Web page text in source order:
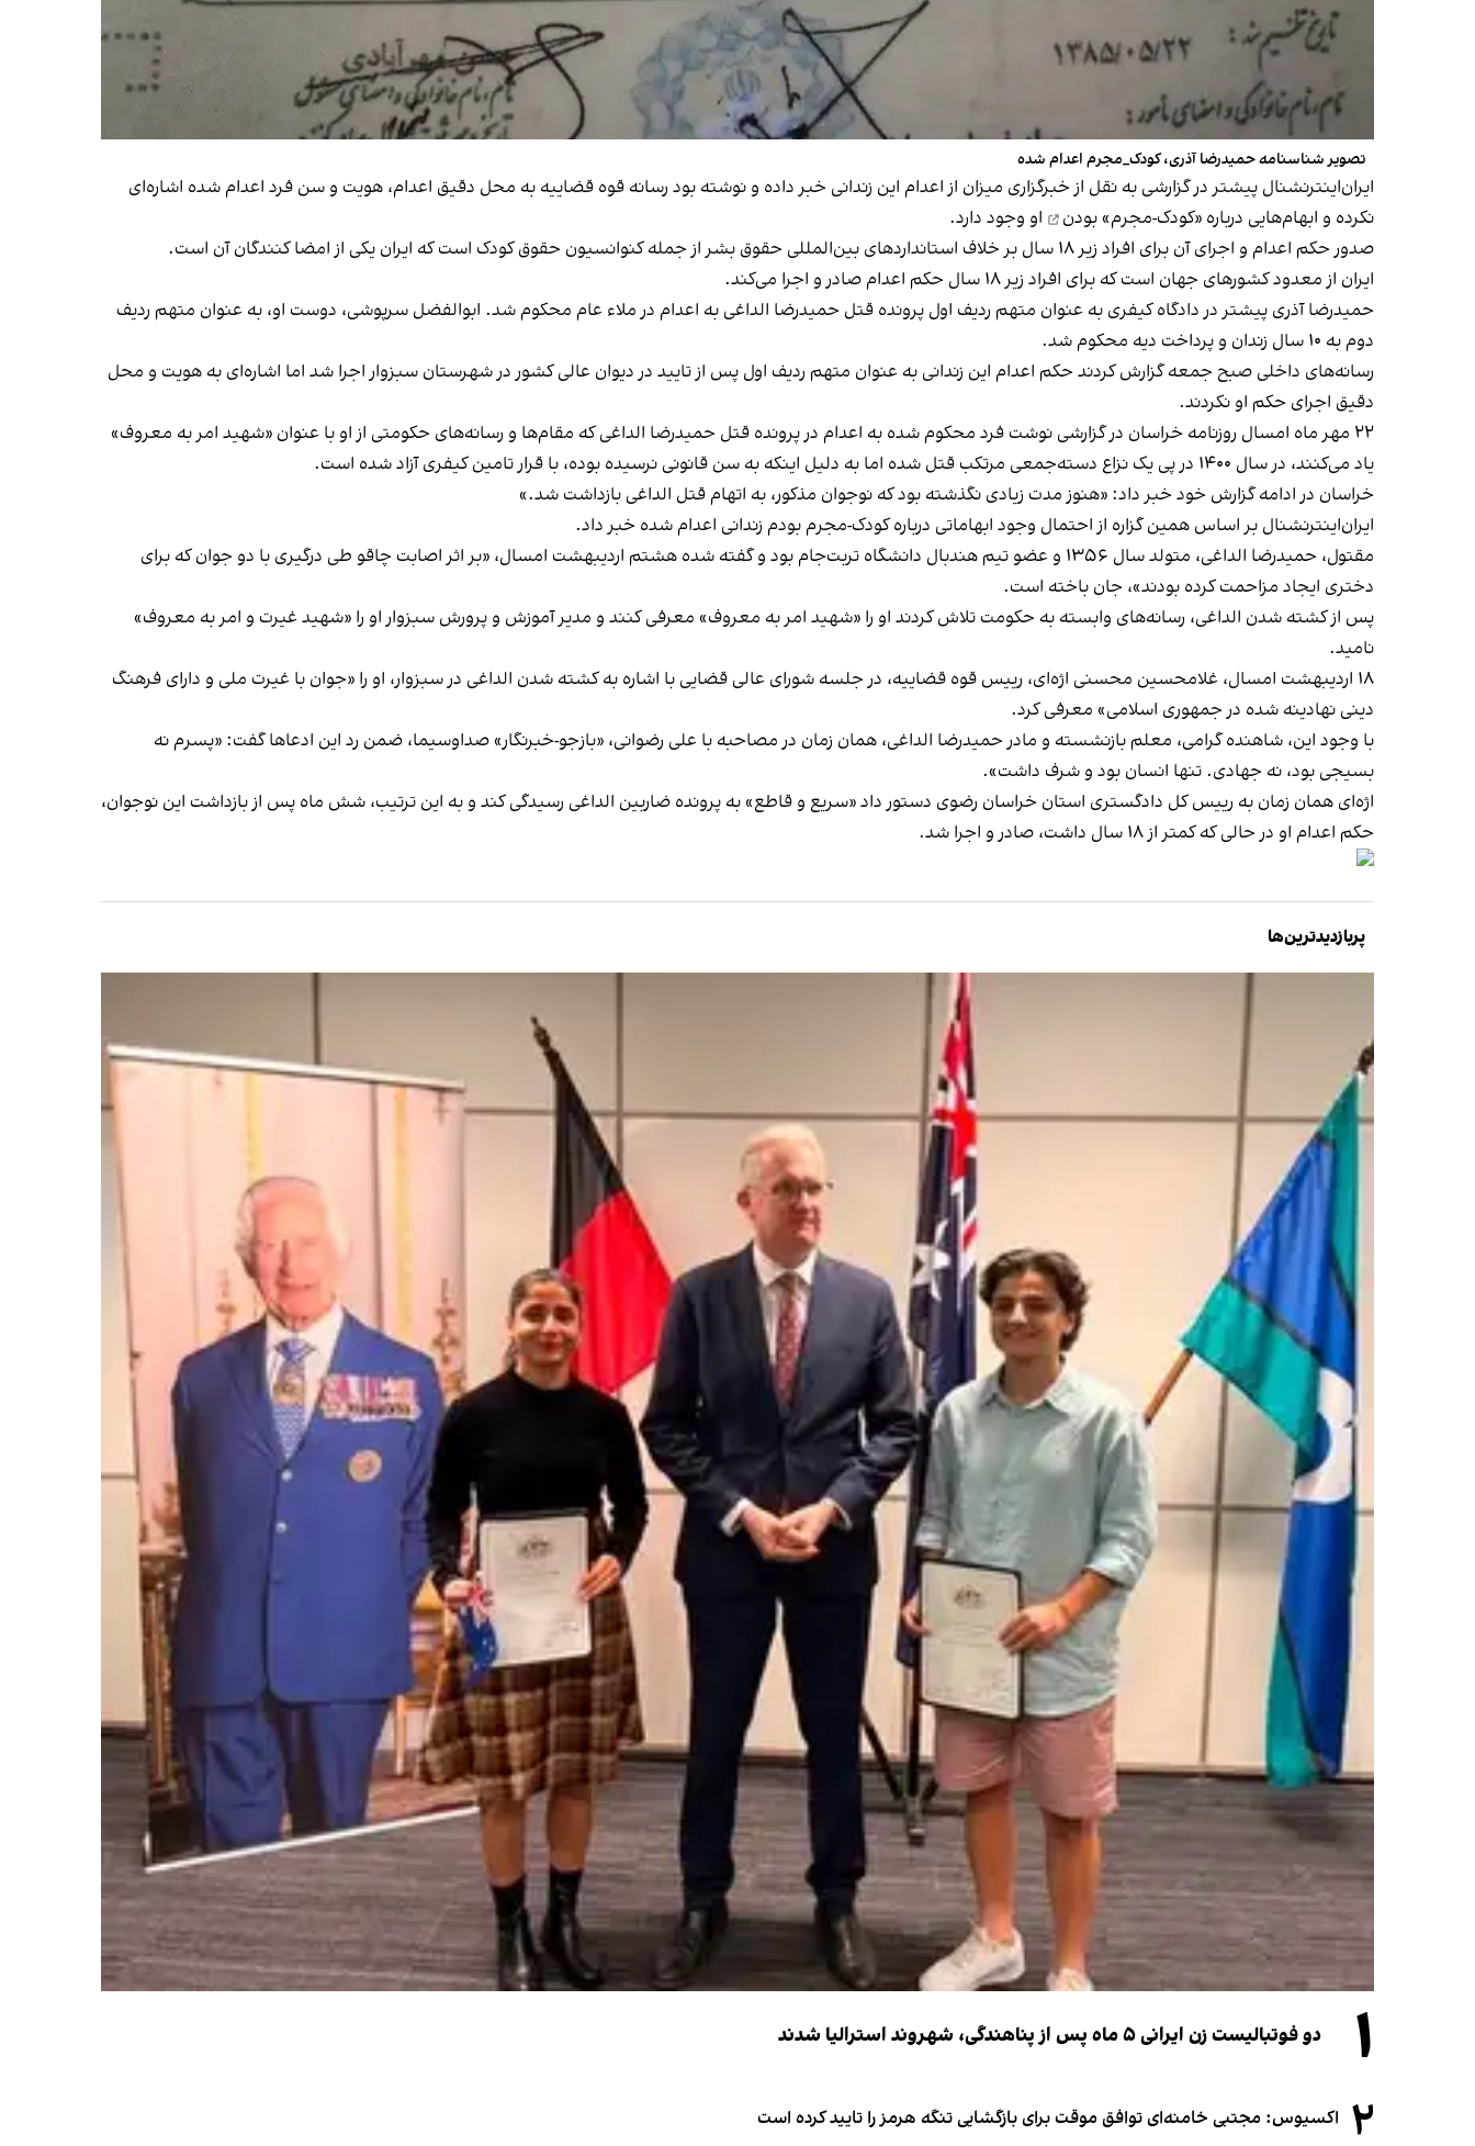
تصویر شناسنامه حمیدرضا آذری، کودک_مجرم اعدام شده
ایران‌اینترنشنال پیشتر در گزارشی به نقل از خبرگزاری میزان از اعدام این زندانی خبر داده و نوشته بود رسانه قوه قضاییه به محل دقیق اعدام، هویت و سن فرد اعدام شده اشاره‌ای
نکرده و ابهام‌هایی درباره «کودک‌-مجرم» بودن
او وجود دارد.
صدور حکم اعدام و اجرای آن برای افراد زیر ۱۸ سال بر خلاف استانداردهای بین‌المللی حقوق بشر از جمله کنوانسیون حقوق کودک است که ایران یکی از امضا کنندگان آن است.
ایران از معدود کشورهای جهان است که برای افراد زیر ۱۸ سال حکم اعدام صادر و اجرا می‌کند.
حمیدرضا آذری پیشتر در دادگاه کیفری به عنوان متهم ردیف اول پرونده قتل حمیدرضا الداغی به اعدام در ملاء عام محکوم شد. ابوالفضل سرپوشی، دوست او، به عنوان متهم ردیف
دوم به ۱۰ سال زندان و پرداخت دیه محکوم شد.
رسانه‌های داخلی صبح جمعه گزارش کردند حکم اعدام این زندانی به عنوان متهم ردیف اول پس از تایید در دیوان عالی کشور در شهرستان سبزوار اجرا شد اما اشاره‌ای به هویت و محل
دقیق اجرای حکم او نکردند.
۲۲ مهر ماه امسال روزنامه خراسان در گزارشی نوشت فرد محکوم شده به اعدام در پرونده قتل حمیدرضا الداغی که مقام‌ها و رسانه‌های حکومتی از او با عنوان «شهید امر به معروف»
یاد می‌کنند، در سال ۱۴۰۰ در پی یک نزاع دسته‌جمعی مرتکب قتل شده اما به دلیل اینکه به سن قانونی نرسیده بوده، با قرار تامین کیفری آزاد شده است.
خراسان در ادامه گزارش خود خبر داد: «هنوز مدت زیادی نگذشته بود که نوجوان مذکور، به اتهام قتل الداغی بازداشت شد.»
ایران‌اینترنشنال بر اساس همین گزاره از احتمال وجود ابهاماتی درباره کودک‌-مجرم بودم زندانی اعدام شده خبر داد.
مقتول، حمیدرضا الداغی، متولد سال ۱۳۵۶ و عضو تیم هندبال دانشگاه تربت‌جام بود و گفته شده هشتم اردیبهشت امسال، «بر اثر اصابت چاقو طی درگیری با دو جوان که برای
دختری ایجاد مزاحمت کرده بودند»، جان باخته است.
پس از کشته‌ شدن الداغی، رسانه‌های وابسته به حکومت تلاش کردند او را «شهید امر به معروف» معرفی کنند و مدیر آموزش و پرورش سبزوار او را «شهید غیرت و امر به معروف»
نامید.
۱۸ اردیبهشت امسال، غلامحسین محسنی اژه‌ای، رییس قوه قضاییه، در جلسه شورای عالی قضایی با اشاره به کشته شدن الداغی در سبزوار، او را «جوان با غیرت ملی و دارای فرهنگ
دینی نهادینه شده در جمهوری اسلامی» معرفی کرد.
با وجود این، شاهنده گرامی، معلم بازنشسته و مادر حمیدرضا الداغی، همان زمان در مصاحبه با علی رضوانی، «بازجو-خبرنگار» صداوسیما، ضمن رد این ادعاها گفت: «پسرم نه
بسیجی بود، نه جهادی. تنها انسان بود و شرف داشت».
اژه‌ای همان زمان به رییس کل دادگستری استان خراسان رضوی دستور داد «سریع و قاطع» به پرونده ضاربین الداغی رسیدگی کند و به این ترتیب، شش ماه پس از بازداشت این نوجوان،
حکم اعدام او در حالی که کمتر از ۱۸ سال داشت، صادر و اجرا شد.
پربازدیدترین‌ها
۱ دو فوتبالیست زن ایرانی ۵ ماه پس از پناهندگی، شهروند استرالیا شدند
۲ اکسیوس: مجتبی خامنه‌ای توافق موقت برای بازگشایی تنگه هرمز را تایید کرده است